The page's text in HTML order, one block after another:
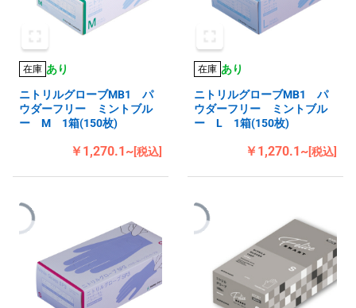
在庫 あり
ニトリルグローブMB1 パ
ウダーフリー ミントブル
ー M 1箱(150枚)
￥1,270.1~[税込]
在庫 あり
ニトリルグローブMB1 パ
ウダーフリー ミントブル
ー L 1箱(150枚)
￥1,270.1~[税込]